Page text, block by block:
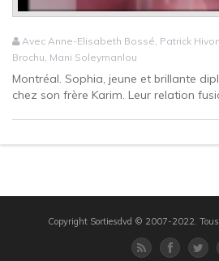
Avec Anne-Elisabeth Bossé, Patrick
Brochu, Mani Soleymanlou
Montréal. Sophia, jeune et brillante
chez son frère Karim. Leur relation
Copyright Sortiesdvd © 2007-2022. Tous